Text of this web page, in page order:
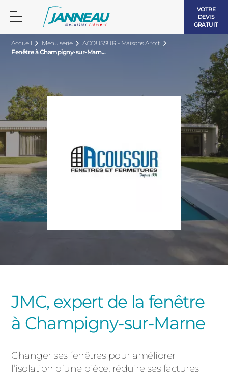
VOTRE
DEVIS
GRATUIT
Accueil Menuiserie
ACOUSSUR - Maisons Alfort
Fenêtre à Champigny-sur-Marn...
JMC, expert de la fenêtre
à Champigny-sur-Marne
Changer ses fenêtres pour améliorer
l’isolation d’une pièce, réduire ses factures
FENÊTRES ET PORTES-FENÊTRES
BOIS
BAIES VITRÉES
PORTES D’ENTRÉELES INTEMPORELLES
VOLETS ROULANTS
PERGOLAS
CARPORTS
CLÔTURES